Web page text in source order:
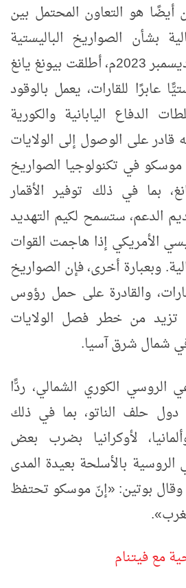
أيضًا هو التعاون المحتمل بين
بشأن الصواريخ الباليستية
العابرة للقارات. ففي ديسمبر 2023م، أطلقت بيونغ يانغ
عابرًا للقارات، يعمل بالوقود
الدفاع اليابانية والكورية
قادر على الوصول إلى الولايات
في تكنولوجيا الصواريخ
بما في ذلك توفير الأقمار
الدعم، ستسمح لكيم التهديد
الأمريكي إذا هاجمت القوات
وبعبارة أخرى، فإن الصواريخ
والقادرة على حمل رؤوس
تزيد من خطر فصل الولايات
شمال شرق آسيا.
الروسي الكوري الشمالي، ردًّا
حلف الناتو، بما في ذلك
لأوكرانيا بضرب بعض
بالأسلحة بعيدة المدى
وقال بوتين: «إنّ موسكو تحتفظ
مع فيتنام